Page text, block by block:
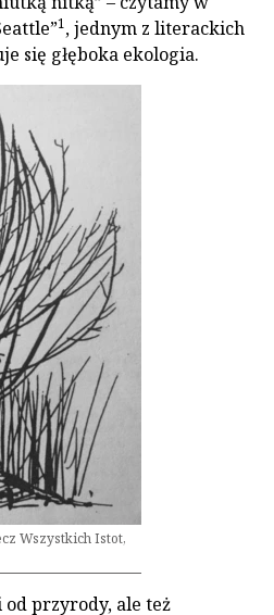
1, jednym z literackich
się głęboka ekologia.
Wszystkich Istot,
przyrody, ale też